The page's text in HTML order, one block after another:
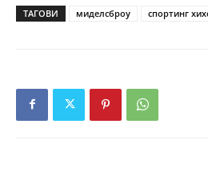
ТАГОВИ миделсброу спортинг